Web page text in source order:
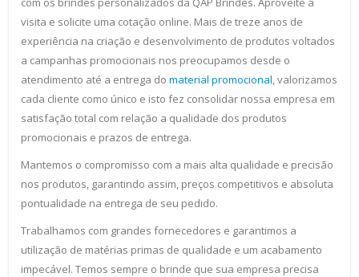
visita e solicite uma cotação online. Mais de treze anos de
experiência na criação e desenvolvimento de produtos voltados
a campanhas promocionais nos preocupamos desde o
atendimento até a entrega do material promocional, valorizamos
cada cliente como único e isto fez consolidar nossa empresa em
satisfação total com relação a qualidade dos produtos
promocionais e prazos de entrega.
Mantemos o compromisso com a mais alta qualidade e precisão
nos produtos, garantindo assim, preços competitivos e absoluta
pontualidade na entrega de seu pedido.
Trabalhamos com grandes fornecedores e garantimos a
utilização de matérias primas de qualidade e um acabamento
impecável. Temos sempre o brinde que sua empresa precisa